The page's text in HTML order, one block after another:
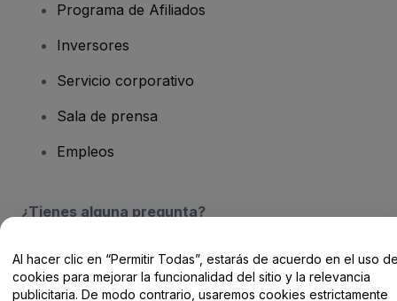
Programa de Afiliados
Inversores
Servicio corporativo
Sala de prensa
Empleos
¿Tienes alguna pregunta?
Centro de Ayuda / Contacto
Al hacer clic en “Permitir Todas”, estarás de acuerdo en el uso
cookies para mejorar la funcionalidad del sitio y la relevancia
publicitaria. De modo contrario, usaremos cookies estrictamente